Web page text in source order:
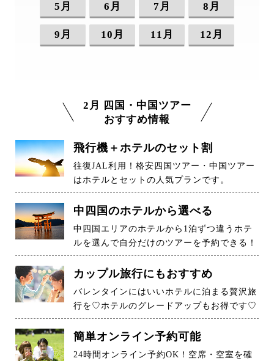
5月 6月 7月 8月
9月 10月 11月 12月
2月 四国・中国ツアー
おすすめ情報
飛行機＋ホテルのセット割
往復JAL利用！格安四国ツアー・中国ツアー
はホテルとセットの人気プランです。
中四国のホテルから選べる
中四国エリアのホテルから1泊ずつ違うホテ
ルを選んで自分だけのツアーを予約できる！
カップル旅行にもおすすめ
バレンタインにはいいホテルに泊まる贅沢旅
行を♡ホテルのグレードアップもお得です♡
簡単オンライン予約可能
24時間オンライン予約OK！空席・空室を確